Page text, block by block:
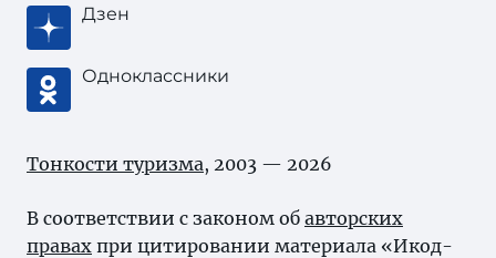
Дзен
Одноклассники
Тонкости туризма, 2003 — 2026
В соответствии с законом об авторских
правах при цитировании материала «Икод-